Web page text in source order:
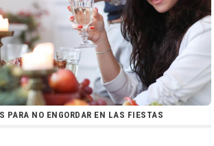
PARA NO ENGORDAR EN LAS FIESTAS